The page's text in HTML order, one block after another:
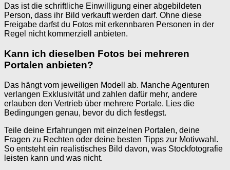
Das ist die schriftliche Einwilligung einer abgebildeten
Person, dass ihr Bild verkauft werden darf. Ohne diese
Freigabe darfst du Fotos mit erkennbaren Personen in der
Regel nicht kommerziell anbieten.
Kann ich dieselben Fotos bei mehreren
Portalen anbieten?
Das hängt vom jeweiligen Modell ab. Manche Agenturen
verlangen Exklusivität und zahlen dafür mehr, andere
erlauben den Vertrieb über mehrere Portale. Lies die
Bedingungen genau, bevor du dich festlegst.
Teile deine Erfahrungen mit einzelnen Portalen, deine
Fragen zu Rechten oder deine besten Tipps zur Motivwahl.
So entsteht ein realistisches Bild davon, was Stockfotografie
leisten kann und was nicht.